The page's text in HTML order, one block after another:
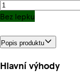
Bez lepku
Popis produktu
Hlavní výhody